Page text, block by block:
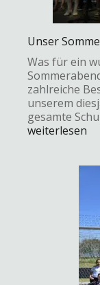
Unser
Was für ein
zahlreiche
unserem
gesamte
weiterlesen